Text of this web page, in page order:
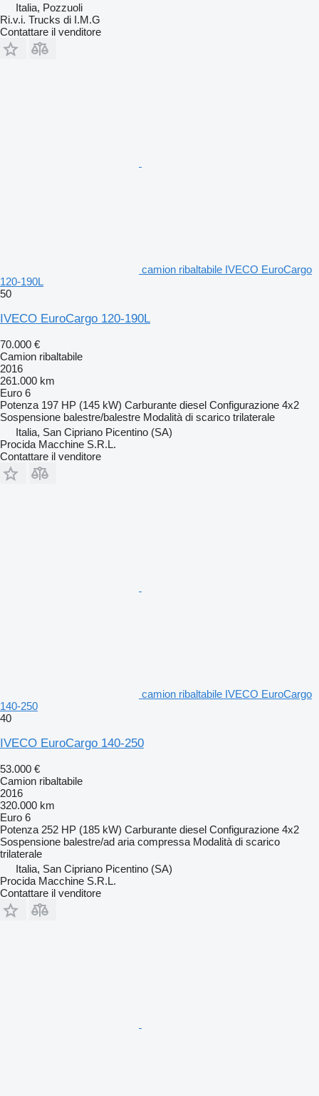
Italia, Pozzuoli
Ri.v.i. Trucks di I.M.G
Contattare il venditore
camion ribaltabile IVECO EuroCargo
120-190L
50
IVECO EuroCargo 120-190L
70.000 €
Camion ribaltabile
2016
261.000 km
Euro 6
Potenza 197 HP (145 kW) Carburante diesel Configurazione 4x2
Sospensione balestre/balestre Modalità di scarico trilaterale
Italia, San Cipriano Picentino (SA)
Procida Macchine S.R.L.
Contattare il venditore
camion ribaltabile IVECO EuroCargo
140-250
40
IVECO EuroCargo 140-250
53.000 €
Camion ribaltabile
2016
320.000 km
Euro 6
Potenza 252 HP (185 kW) Carburante diesel Configurazione 4x2
Sospensione balestre/ad aria compressa Modalità di scarico
trilaterale
Italia, San Cipriano Picentino (SA)
Procida Macchine S.R.L.
Contattare il venditore